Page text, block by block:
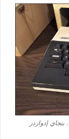
بنجاي إدواردز